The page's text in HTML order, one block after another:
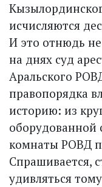
исчисляются
И это отнюдь
на днях суд
Аральского
правопорядка
историю: из
оборудованной
комнаты РОВД
Спрашивается,
удивляться